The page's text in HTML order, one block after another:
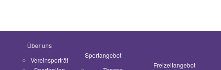
Über uns
Vereinsporträt
Sportangebot
Freizeitangebot